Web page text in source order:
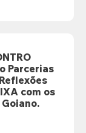
Parcerias
com os